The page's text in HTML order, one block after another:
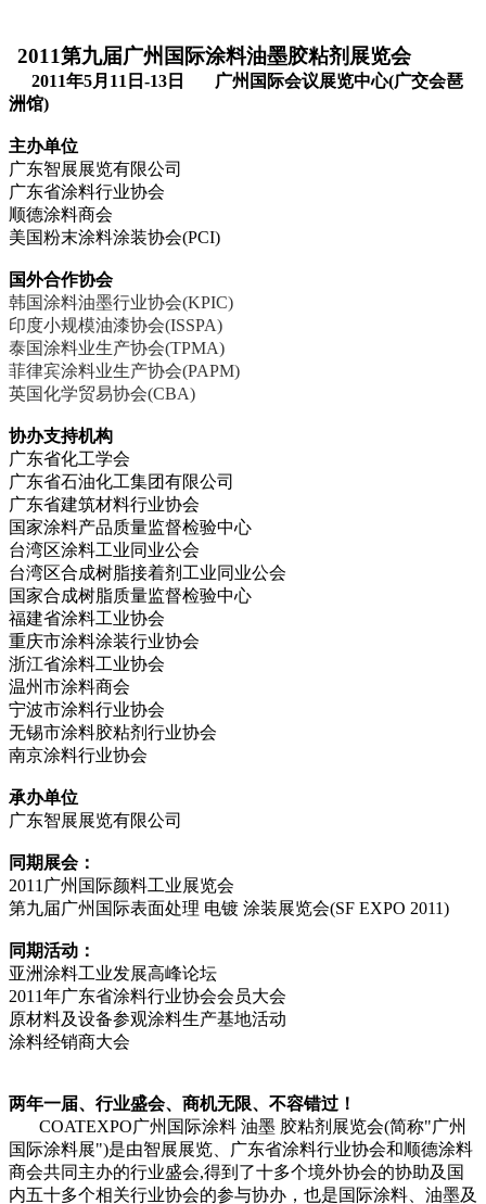
2011第九届广州国际涂料油墨胶粘剂展览会
2011年5月11 日-13 日 广州国际会议展览中心(广交会琶
洲馆)
主办单位
广东智展展览有限公司
广东省涂料行业协会
顺德涂料商会
美国粉末涂料涂装协会(PCI)
国外合作协会
韩国涂料油墨行业协会(KPIC)
印度小规模油漆协会(ISSPA)
泰国涂料业生产协会(TPMA)
菲律宾涂料业生产协会(PAPM)
英国化学贸易协会(CBA)
协办支持机构
广东省化工学会
广东省石油化工集团有限公司
广东省建筑材料行业协会
国家涂料产品质量监督检验中心
台湾区涂料工业同业公会
台湾区合成树脂接着剂工业同业公会
国家合成树脂质量监督检验中心
福建省涂料工业协会
重庆市涂料涂装行业协会
浙江省涂料工业协会
温州市涂料商会
宁波市涂料行业协会
无锡市涂料胶粘剂行业协会
南京涂料行业协会
承办单位
广东智展展览有限公司
同期展会：
2011广州国际颜料工业展览会
第九届广州国际表面处理 电镀 涂装展览会(SF EXPO 2011)
同期活动：
亚洲涂料工业发展高峰论坛
2011年广东省涂料行业协会会员大会
原材料及设备参观涂料生产基地活动
涂料经销商大会
两年一届、行业盛会、商机无限、不容错过！
COATEXPO广州国际涂料 油墨 胶粘剂展览会(简称"广州
国际涂料展")是由智展展览、广东省涂料行业协会和顺德涂料
商会共同主办的行业盛会,得到了十多个境外协会的协助及国
内五十多个相关行业协会的参与协办，也是国际涂料、油墨及